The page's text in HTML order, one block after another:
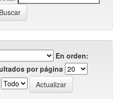
En orden:
por página